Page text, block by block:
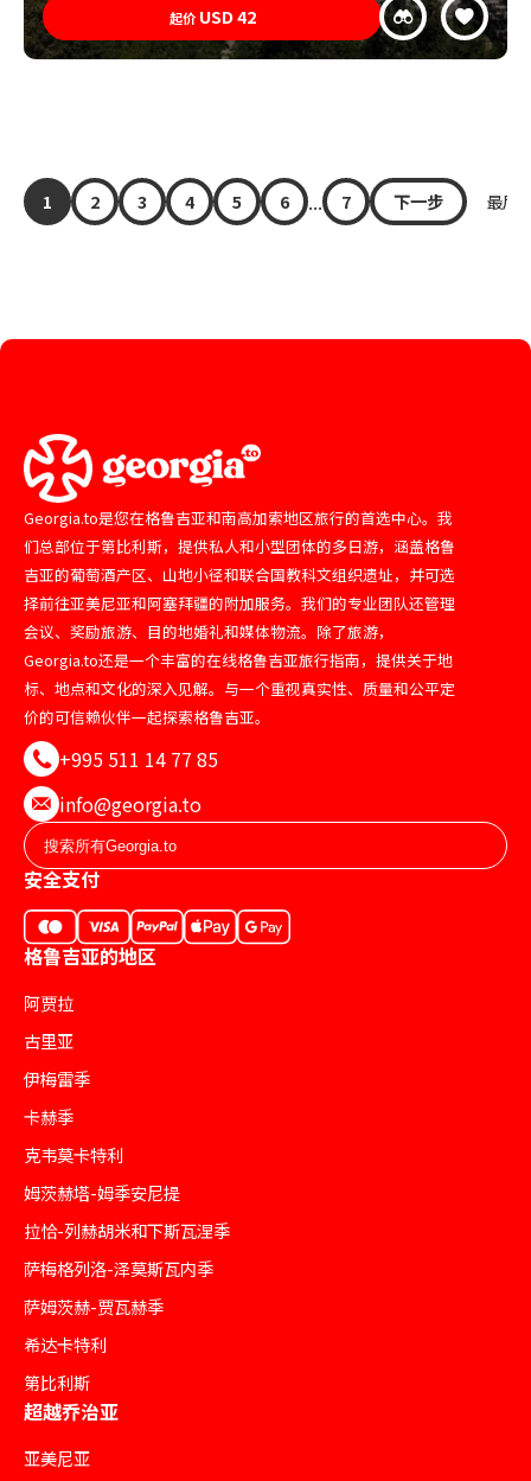
起价 USD42
1 2 3 4 5 6 ... 7 下一步 最后 »
Georgia.to是您在格鲁吉亚和南高加索地区旅行的首选中心。我
们总部位于第比利斯，提供私人和小型团体的多日游，涵盖格鲁
吉亚的葡萄酒产区、山地小径和联合国教科文组织遗址，并可选
择前往亚美尼亚和阿塞拜疆的附加服务。我们的专业团队还管理
会议、奖励旅游、目的地婚礼和媒体物流。除了旅游，
Georgia.to还是一个丰富的在线格鲁吉亚旅行指南，提供关于地
标、地点和文化的深入见解。与一个重视真实性、质量和公平定
价的可信赖伙伴一起探索格鲁吉亚。
+995 511 14 77 85
info@georgia.to
安全支付
格鲁吉亚的地区
阿贾拉
古里亚
伊梅雷季
卡赫季
克韦莫卡特利
姆茨赫塔-姆季安尼提
拉恰-列赫胡米和下斯瓦涅季
萨梅格列洛-泽莫斯瓦内季
萨姆茨赫-贾瓦赫季
希达卡特利
第比利斯
超越乔治亚
亚美尼亚